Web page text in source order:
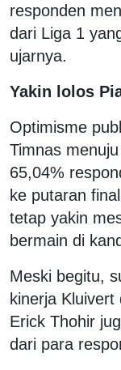
responden
dari Liga 1
ujarnya.
Yakin lolos
Optimisme
Timnas
65,04%
ke putaran
tetap yakin
bermain di
Meski begitu,
kinerja
Erick Thohir
dari para